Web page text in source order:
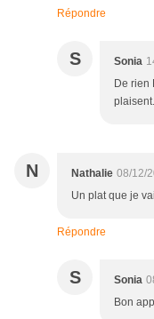
Répondre
S Sonia
De rien
N Nathalie 08/12/
Un plat que je
Répondre
S Sonia
Bon